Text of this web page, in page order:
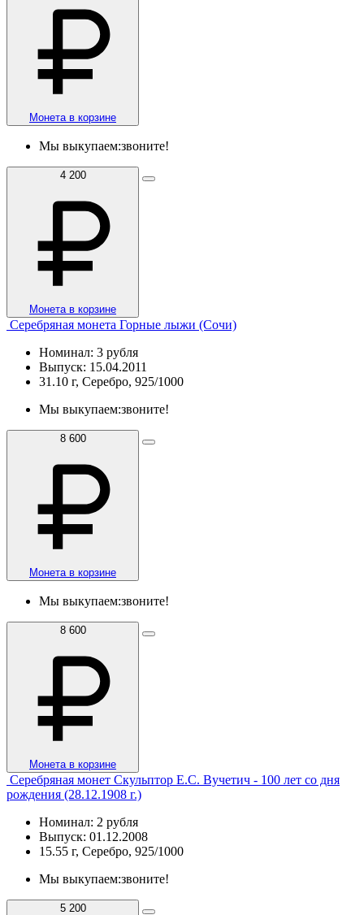
Монета в корзине
Мы выкупаем:звоните!
4 200
Монета в корзине
Серебряная монета Горные лыжи (Сочи)
Номинал: 3 рубля
Выпуск: 15.04.2011
31.10 г, Серебро, 925/1000
Мы выкупаем:звоните!
8 600
Монета в корзине
Мы выкупаем:звоните!
8 600
Монета в корзине
Серебряная монет Скульптор Е.С. Вучетич - 100 лет со дня
рождения (28.12.1908 г.)
Номинал: 2 рубля
Выпуск: 01.12.2008
15.55 г, Серебро, 925/1000
Мы выкупаем:звоните!
5 200